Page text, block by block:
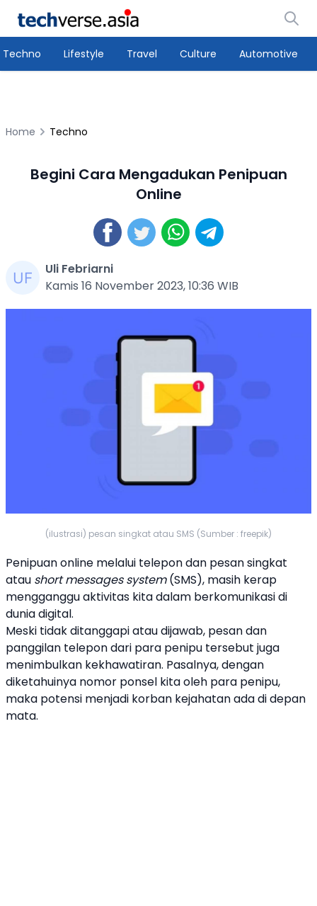
Techno Lifestyle Travel Culture Automotive
Home Techno
Begini Cara Mengadukan Penipuan
Online
Uli Febriarni
Kamis 16 November 2023, 10:36 WIB
(ilustrasi) pesan singkat atau SMS (Sumber : freepik)
Penipuan online melalui telepon dan pesan singkat
atau short messages system(SMS), masih kerap
mengganggu aktivitas kita dalam berkomunikasi di
dunia digital.
Meski tidak ditanggapi atau dijawab, pesan dan
panggilan telepon dari para penipu tersebut juga
menimbulkan kekhawatiran. Pasalnya, dengan
diketahuinya nomor ponsel kita oleh para penipu,
maka potensi menjadi korban kejahatan ada di depan
mata.